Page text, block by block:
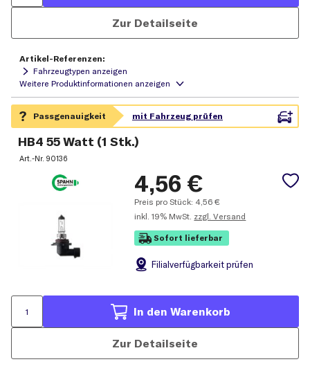
Zur Detailseite
Artikel-Referenzen:
Fahrzeugtypen anzeigen
HB4 55 Watt (1 Stk.)
Art.-Nr.90136
4,56 €
Preis pro Stück: 4,56 €
inkl. 19% MwSt. zzgl. Versand
Sofort lieferbar
Filialverfügbarkeit prüfen
In den Warenkorb
Zur Detailseite